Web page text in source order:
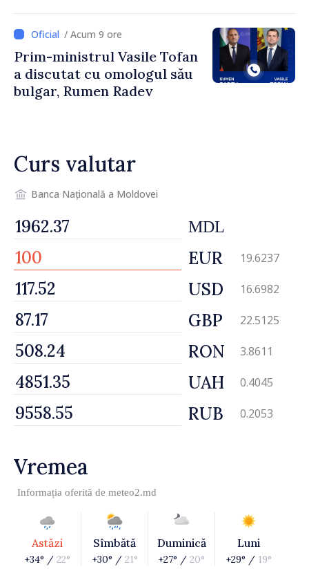
/ Acum 9 ore
Prim-ministrul Vasile Tofan
a discutat cu omologul său
bulgar, Rumen Radev
Curs valutar
Banca Națională a Moldovei
MDL
EUR 19.6237
USD 16.6982
GBP 22.5125
RON 3.8611
UAH 0.4045
RUB 0.2053
Vremea
Informația oferită de meteo2.md
Astăzi
+34° / 22°
Sîmbătă
+30° / 21°
Duminică
+27° / 20°
Luni
+29° / 19°